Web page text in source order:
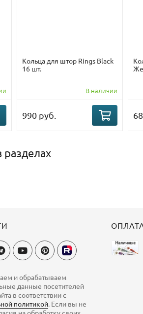
Кольца для штор Rings Black
16 шт.
В наличии
990 руб.
разделах
и обрабатываем
данные посетителей
в соответствии с
политикой. Если вы не